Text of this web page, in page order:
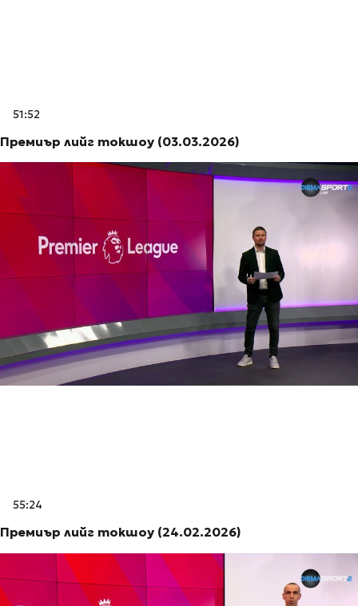
51:52
Премиър лийг токшоу (03.03.2026)
55:24
Премиър лийг токшоу (24.02.2026)